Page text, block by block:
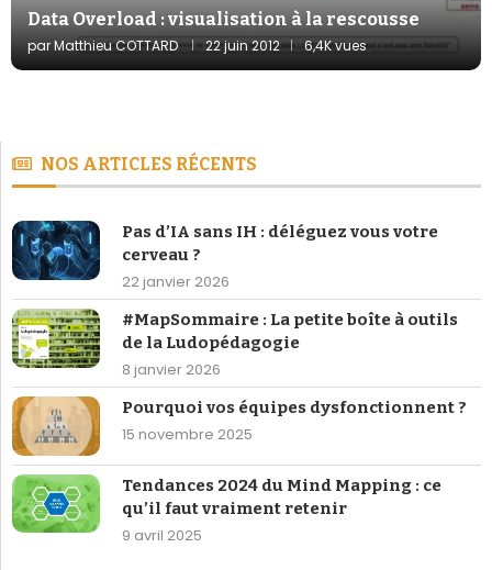
Data Overload : visualisation à la rescousse
parMatthieu COTTARD 22 juin 2012 6,4K vues
NOS ARTICLES RÉCENTS
Pas d’IA sans IH : déléguez vous votre
cerveau ?
22 janvier 2026
#MapSommaire : La petite boîte à outils
de la Ludopédagogie
8 janvier 2026
Pourquoi vos équipes dysfonctionnent ?
15 novembre 2025
Tendances 2024 du Mind Mapping : ce
qu’il faut vraiment retenir
9 avril 2025